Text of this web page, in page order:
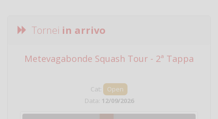
Tornei in arrivo
Metevagabonde Squash Tour - 2ª Tappa
Cat:
Open
Data: 12/09/2026